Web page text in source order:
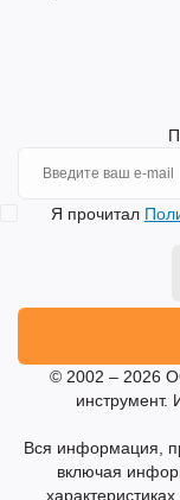
Я прочитал
© 2002 – 2026
Вся информация,
включая